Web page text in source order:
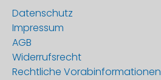
Datenschutz
Impressum
AGB
Widerrufsrecht
Rechtliche Vorabinformationen